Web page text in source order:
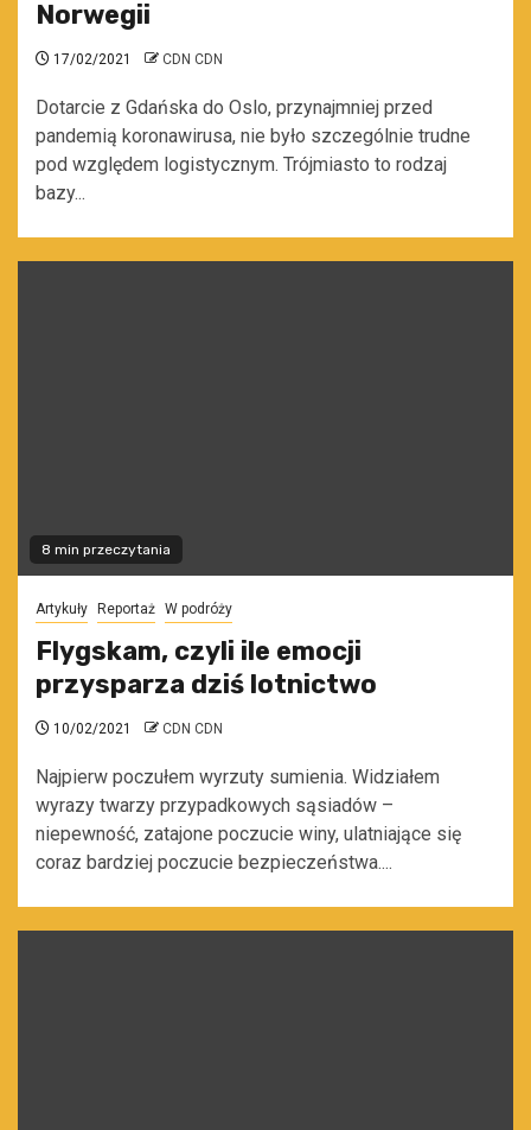
Norwegii
17/02/2021 CDN CDN
Dotarcie z Gdańska do Oslo, przynajmniej przed
pandemią koronawirusa, nie było szczególnie trudne
pod względem logistycznym. Trójmiasto to rodzaj
bazy...
8 min przeczytania
Artykuły Reportaż W podróży
Flygskam, czyli ile emocji
przysparza dziś lotnictwo
10/02/2021 CDN CDN
Najpierw poczułem wyrzuty sumienia. Widziałem
wyrazy twarzy przypadkowych sąsiadów –
niepewność, zatajone poczucie winy, ulatniające się
coraz bardziej poczucie bezpieczeństwa....